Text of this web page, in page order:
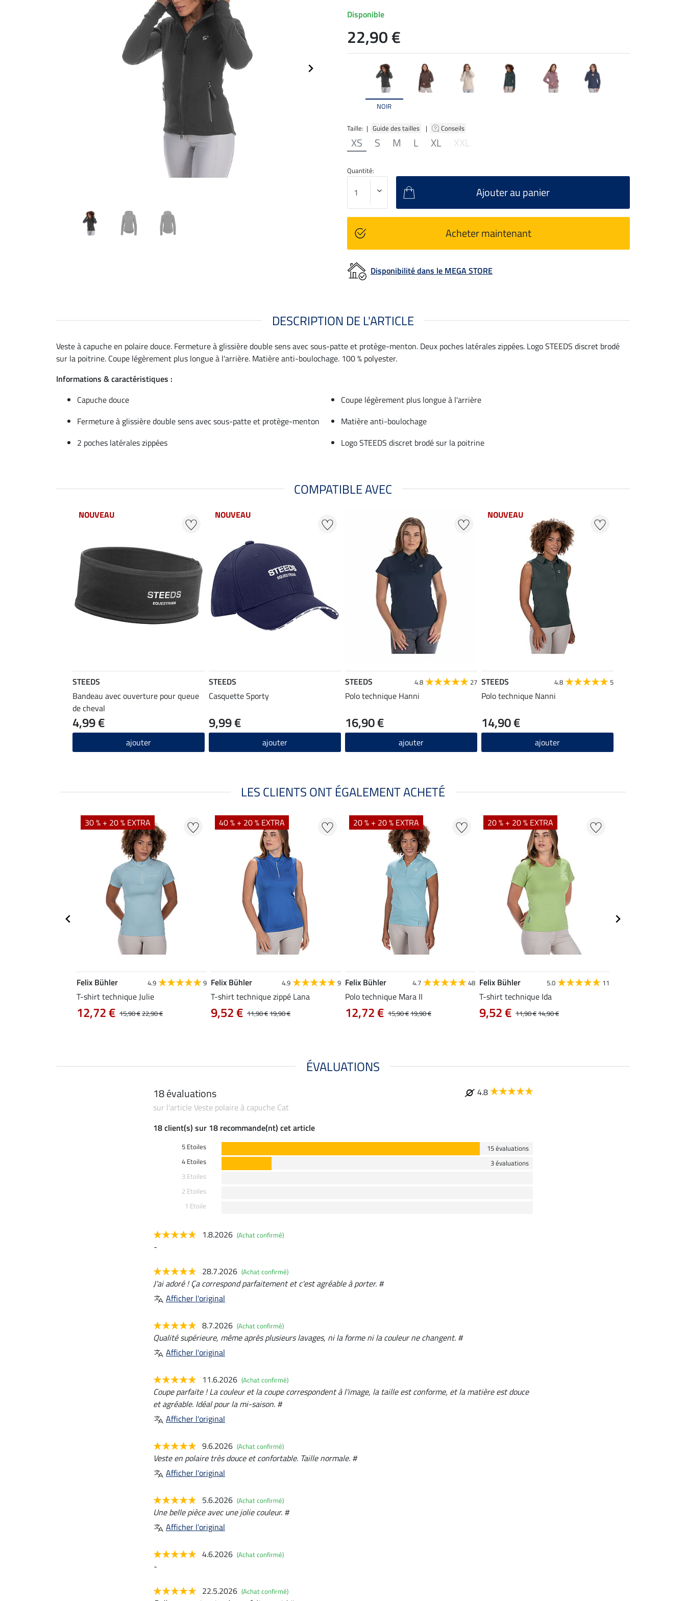
NOIR
Taille: | Guide des tailles | Conseils
XS S M L XL XXL
Disponible
22,90 €
Quantité:
Ajouter au panier
Acheter maintenant
Disponibilité dans le MEGA STORE
DESCRIPTION DE L'ARTICLE
Veste à capuche en polaire douce. Fermeture à glissière double sens avec sous-patte et protège-menton. Deux poches latérales zippées. Logo STEEDS discret brodé
sur la poitrine. Coupe légèrement plus longue à l'arrière. Matière anti-boulochage. 100 % polyester.
Informations & caractéristiques :
Capuche douce
Coupe légèrement plus longue à l'arrière
Fermeture à glissière double sens avec sous-patte et protège-menton
Matière anti-boulochage
2 poches latérales zippées
Logo STEEDS discret brodé sur la poitrine
COMPATIBLE AVEC
NOUVEAU
STEEDS
Bandeau avec ouverture pour queue
de cheval
4,99 €
ajouter
NOUVEAU
STEEDS
Casquette Sporty
9,99 €
ajouter
STEEDS 4.8 27
Polo technique Hanni
16,90 €
ajouter
NOUVEAU
STEEDS 4.8 5
Polo technique Nanni
14,90 €
ajouter
LES CLIENTS ONT ÉGALEMENT ACHETÉ
30 % + 20 % EXTRA
Felix Bühler 4.9 9
T-shirt technique Julie
15,90 €22,90 €
12,72 €
40 % + 20 % EXTRA
Felix Bühler 4.9 9
T-shirt technique zippé Lana
11,90 €19,90 €
9,52 €
20 % + 20 % EXTRA
Felix Bühler 4.7 48
Polo technique Mara II
15,90 €19,90 €
12,72 €
20 % + 20 % EXTRA
Felix Bühler 5.0 11
T-shirt technique Ida
11,90 €14,90 €
9,52 €
ÉVALUATIONS
18 évaluations
4.8
sur l'article Veste polaire à capuche Cat
18 client(s) sur 18 recommande(nt) cet article
5 Etoiles
15 évaluations
4 Etoiles
3 évaluations
3 Etoiles
2 Etoiles
1 Etoile
1.8.2026 (Achat confirmé)
-
28.7.2026 (Achat confirmé)
J'ai adoré ! Ça correspond parfaitement et c'est agréable à porter. #
Afficher l'original
8.7.2026 (Achat confirmé)
Qualité supérieure, même après plusieurs lavages, ni la forme ni la couleur ne changent. #
Afficher l'original
11.6.2026 (Achat confirmé)
Coupe parfaite ! La couleur et la coupe correspondent à l'image, la taille est conforme, et la matière est douce
et agréable. Idéal pour la mi-saison. #
Afficher l'original
9.6.2026 (Achat confirmé)
Veste en polaire très douce et confortable. Taille normale. #
Afficher l'original
5.6.2026 (Achat confirmé)
Une belle pièce avec une jolie couleur. #
Afficher l'original
4.6.2026 (Achat confirmé)
-
22.5.2026 (Achat confirmé)